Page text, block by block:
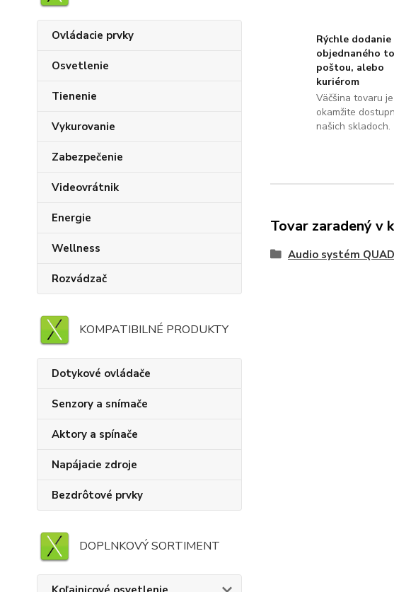
Ovládacie prvky
Osvetlenie
Tienenie
Vykurovanie
Zabezpečenie
Videovrátnik
Energie
Wellness
Rozvádzač
KOMPATIBILNÉ PRODUKTY
Dotykové ovládače
Senzory a snímače
Aktory a spínače
Napájacie zdroje
Bezdrôtové prvky
DOPLNKOVÝ SORTIMENT
Rýchle dodanie
objednaného
poštou, alebo
kuriérom
Väčšina tovaru je
okamžite
našich skladoch.
Tovar zaradený v
Audio systém